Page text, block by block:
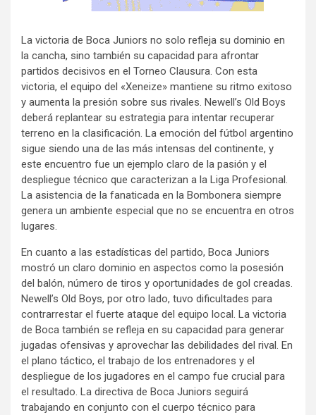
La victoria de Boca Juniors no solo refleja su dominio en
la cancha, sino también su capacidad para afrontar
partidos decisivos en el Torneo Clausura. Con esta
victoria, el equipo del «Xeneize» mantiene su ritmo exitoso
y aumenta la presión sobre sus rivales. Newell’s Old Boys
deberá replantear su estrategia para intentar recuperar
terreno en la clasificación. La emoción del fútbol argentino
sigue siendo una de las más intensas del continente, y
este encuentro fue un ejemplo claro de la pasión y el
despliegue técnico que caracterizan a la Liga Profesional.
La asistencia de la fanaticada en la Bombonera siempre
genera un ambiente especial que no se encuentra en otros
lugares.
En cuanto a las estadísticas del partido, Boca Juniors
mostró un claro dominio en aspectos como la posesión
del balón, número de tiros y oportunidades de gol creadas.
Newell’s Old Boys, por otro lado, tuvo dificultades para
contrarrestar el fuerte ataque del equipo local. La victoria
de Boca también se refleja en su capacidad para generar
jugadas ofensivas y aprovechar las debilidades del rival. En
el plano táctico, el trabajo de los entrenadores y el
despliegue de los jugadores en el campo fue crucial para
el resultado. La directiva de Boca Juniors seguirá
trabajando en conjunto con el cuerpo técnico para